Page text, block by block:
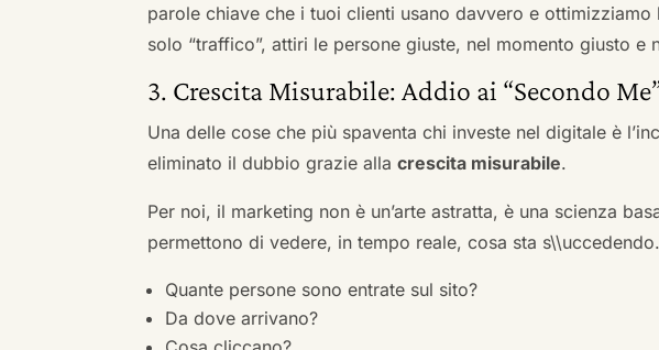
parole chiave che i tuoi clienti usano davvero e
solo “traffico”, attiri le persone giuste, nel momento giusto e
3. Crescita Misurabile: Addio ai “Secondo
Una delle cose che più spaventa chi investe nel digitale è
eliminato il dubbio grazie allacrescita misurabile.
Per noi, il marketing non è un’arte astratta, è una scienza
permettono di vedere, in tempo reale, cosa sta s\\uccedendo.
Quante persone sono entrate sul sito?
Da dove arrivano?